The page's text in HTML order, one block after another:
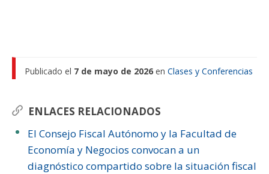
ENLACES RELACIONADOS
El Consejo Fiscal Autónomo y la Facultad de
Economía y Negocios convocan a un
diagnóstico compartido sobre la situación fiscal
Publicado el 7 de mayo de 2026 en Clases y Conferencias